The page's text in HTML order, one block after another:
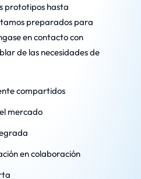
prototipos hasta
preparados para
en contacto con
de las necesidades de
compartidos
mercado
en colaboración